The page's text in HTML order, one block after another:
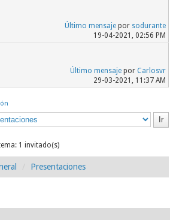
Último mensajepor sodurante
19-04-2021, 02:56 PM
Último mensajepor Carlosvr
29-03-2021, 11:37 AM
1 invitado(s)
Presentaciones